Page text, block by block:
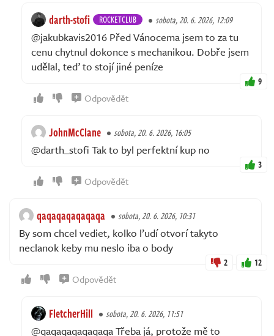
darth-stofi ROCKETCLUB sobota, 20. 6. 2026, 12:09
@jakubkavis2016 Před Vánocema jsem to za tu
cenu chytnul dokonce s mechanikou. Dobře jsem
udělal, teď to stojí jiné peníze
9
Odpovědět
JohnMcClane sobota, 20. 6. 2026, 16:05
@darth_stofi Tak to byl perfektní kup no
3
Odpovědět
qaqaqaqaqaqaqa sobota, 20. 6. 2026, 10:31
By som chcel vediet, kolko ľudí otvorí takyto
neclanok keby mu neslo iba o body
2 12
Odpovědět
FletcherHill sobota, 20. 6. 2026, 11:51
@qaqaqaqaqaqaqa Třeba já, protože mě to